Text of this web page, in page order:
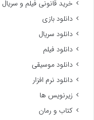
خرید قانونی فیلم و سریال
دانلود بازی
دانلود سریال
دانلود فیلم
دانلود موسیقی
دانلود نرم افزار
زیرنویس ها
کتاب و رمان